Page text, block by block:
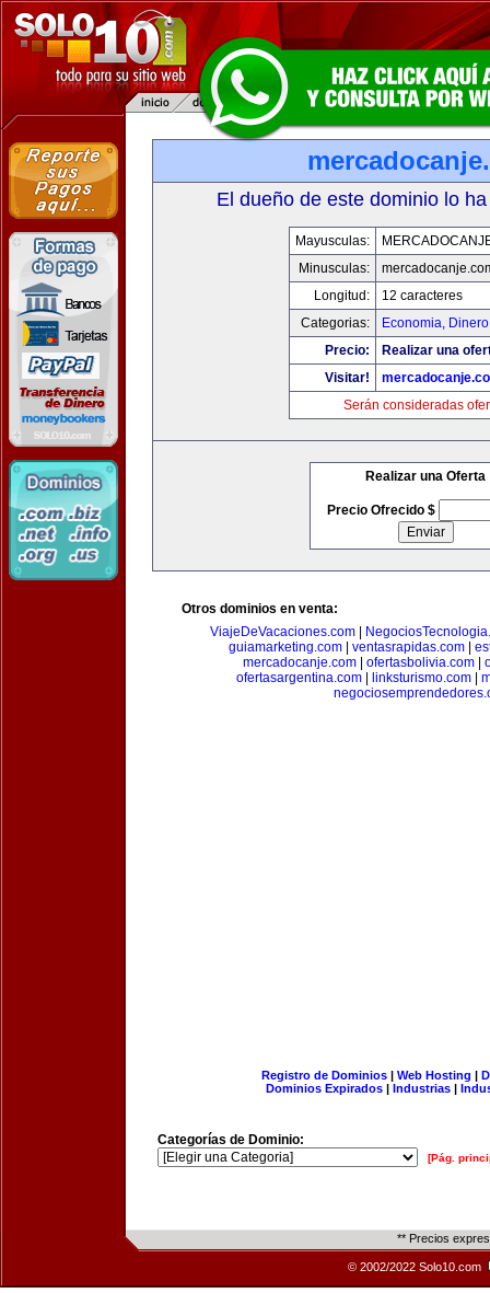
El dueño de este dominio lo
Mayusculas:
Minusculas:
Longitud:
12 caracteres
Categorias:
Economia,
Precio:
Realizar una
Visitar!
Serán consideradas
Realizar una Oferta
Precio Ofrecido $
Otros dominios en venta:
ViajeDeVacaciones.com
guiamarketing.com| ventasrapidas.com|
mercadocanje.com
ofertasbolivia.com
ofertasargentina.com| linksturismo.com|
Registro de Dominios| Web Hosting |
Dominios Expirados | Industrias |
Categorías de Dominio:
[Pág.
** Precios
© 2002/2022 Solo10.com